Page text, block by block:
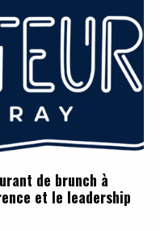
de brunch à
et le leadership